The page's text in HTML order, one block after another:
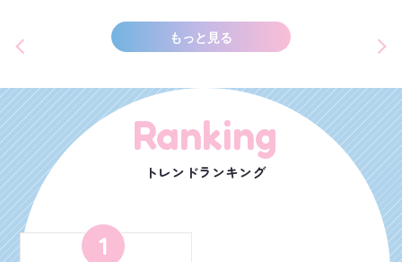
もっと見る
Ranking
トレンドランキング
1